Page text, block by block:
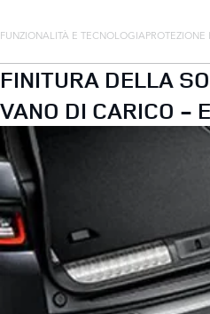
FUNZIONALITÀ E TECNOLOGIAPROTEZIONE
FINITURA DELLA
VANO DI CARICO -